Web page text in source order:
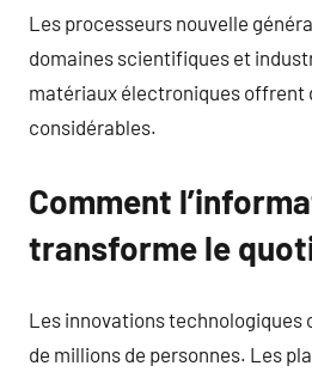
Les processeurs nouvelle
domaines scientifiques et
matériaux électroniques offrent
considérables.
Comment
transforme le
Les innovations technologiques
de millions de personnes. Les